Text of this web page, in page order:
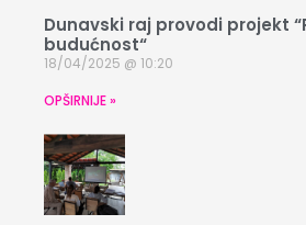
Dunavski raj provodi projekt
budućnost“
18/04/2025
10:20
OPŠIRNIJE »